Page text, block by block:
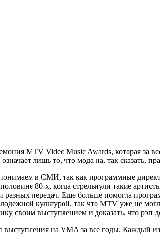
MTV Video Music Awards, которая за
лишь то, что мода на, так сказать,
в СМИ, так как программные
80-х, когда стрельнули такие
разных передач. Еще больше помогла
культурой, так что MTV уже не
своим выступлением и доказать, что рэп
выступления на VMAза все годы. Каждый